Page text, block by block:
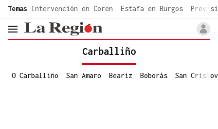
common.go-to-content
Temas Intervención en Coren Estafa en Burgos
header.menu.open
Carballiño
O Carballiño San Amaro Beariz Boborás San